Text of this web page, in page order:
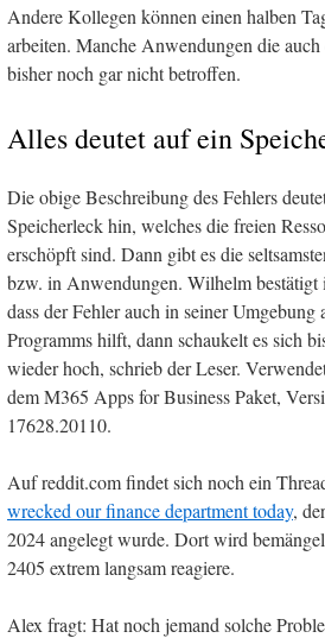
Andere Kollegen können einen halben
arbeiten. Manche Anwendungen die
bisher noch gar nicht betroffen.
Alles deutet auf ein
Die obige Beschreibung des Fehlers
Speicherleck hin, welches die freien
erschöpft sind. Dann gibt es die
bzw. in Anwendungen. Wilhelm bestätigt
dass der Fehler auch in seiner
Programms hilft, dann schaukelt es sich
wieder hoch, schrieb der Leser.
dem M365 Apps for Business Paket,
17628.20110.
Auf reddit.com findet sich noch ein
wrecked our finance department today,
2024 angelegt wurde. Dort wird
2405 extrem langsam reagiere.
Alex fragt: Hat noch jemand solche